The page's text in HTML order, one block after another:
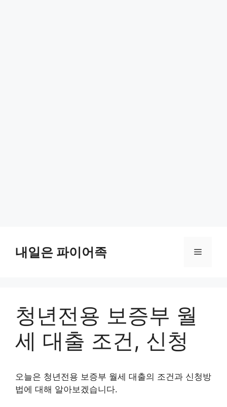
content내일은 파이어족 Menu
청년전용 보증부 월
세 대출 조건, 신청
오늘은 청년전용 보증부 월세 대출의 조건과 신청방
법에 대해 알아보겠습니다.